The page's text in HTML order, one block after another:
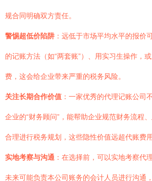
规合同明确双方责任。
警惕超低价陷阱 ：远低于市场平均水平的报价
的记账方法（如“两套账”）、用实习生操作，
费，这会给企业带来严重的税务风险。
关注长期合作价值 ：一家优秀的代理记账公司
企业的“财务顾问”，能帮助企业规范财务流程
合理进行税务规划，这些隐性价值远超代账费用
实地考察与沟通 ：在选择前，可以实地考察代
未来可能负责本公司账务的会计人员进行沟通